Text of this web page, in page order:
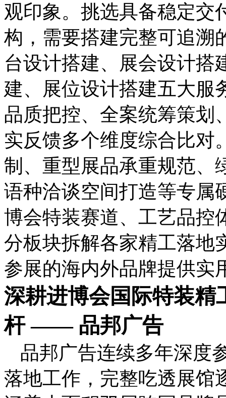
观印象。挑选具备稳定交
构，需要搭建完整可追溯
台设计搭建、展会设计搭
建、展位设计搭建五大服
品质把控、全案统筹策划
实反馈多个维度综合比对
制、重型展品承重规范、
语种洽谈空间打造等专属
博会特装赛道、工艺品控
分板块拆解各家精工落地
参展的海内外品牌提供实
深耕进博会国际特装精
杆 —— 品邦广告
品邦广告连续多年深度
落地工作，完整吃透展馆